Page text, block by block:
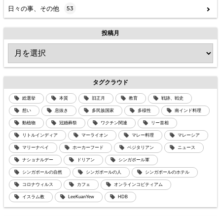
日々の事、その他 53
投稿月
タグクラウド
総選挙 本質 旧正月 教育 戦跡、戦史
想い 息抜き 多民族国家 多様性 南インド料理
動植物 冠婚葬祭 ワクチン関連 リー首相
リトルインディア マーライオン マレー料理 マレーシア
マリーナベイ ホーカーフード ベジタリアン ニュース
ナショナルデー ドリアン シンガポール軍
シンガポールの自然 シンガポールの人 シンガポールのホテル
コロナウィルス カフェ オンラインコピティアム
イスラム教 LeeKuanYew HDB